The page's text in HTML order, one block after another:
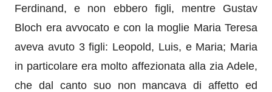
Ferdinand,e non ebbero figli, mentre Gustav
Bloch era avvocato e con la moglie Maria Teresa
aveva avuto 3 figli: Leopold, Luis, e Maria; Maria
in particolare era molto affezionata alla zia Adele,
che dal canto suo non mancava di affetto ed